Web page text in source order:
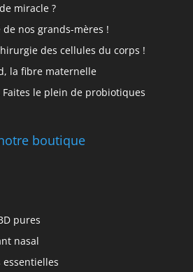
miracle ?
de nos grands-mères !
des cellules du corps !
la fibre maternelle
le plein de probiotiques
boutique
pures
nasal